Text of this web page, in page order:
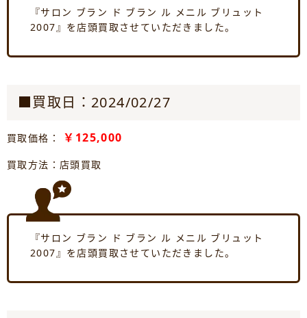
『サロン ブラン ド ブラン ル メニル ブリュット
2007』を店頭買取させていただきました。
■買取日：2024/02/27
買取価格： ￥125,000
買取方法：店頭買取
『サロン ブラン ド ブラン ル メニル ブリュット
2007』を店頭買取させていただきました。